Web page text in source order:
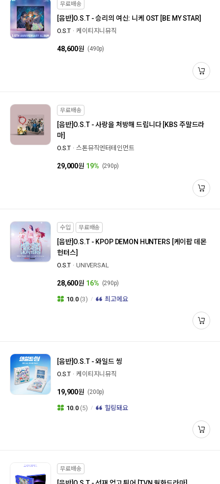
무료배송
[음반]O.S.T - 승리의 여신: 니케 OST [BE MY STAR]
O.S.T 케이티지니뮤직
48,600원 (490p)
무료배송
[음반]O.S.T - 사랑을 처방해 드립니다 [KBS 주말드라
마]
O.S.T 스톤뮤직엔터테인먼트
29,000원 19% (290p)
수입 무료배송
[음반]O.S.T - KPOP DEMON HUNTERS [케이팝 데몬
헌터스]
O.S.T UNIVERSAL
28,600원 16% (290p)
10.0 (3) 최고에요
[음반]O.S.T - 와일드 씽
O.S.T 케이티지니뮤직
19,900원 (200p)
10.0 (5) 힐링돼요
무료배송